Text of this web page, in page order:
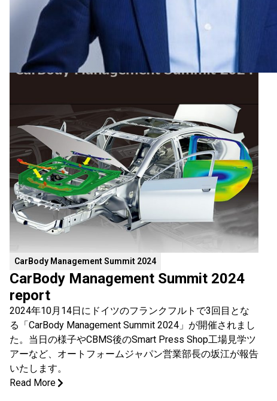
CarBody Management Summit 2024
CarBody Management Summit 2024
report
2024年10月14日にドイツのフランクフルトで3回目とな
る「CarBody Management Summit 2024」が開催されまし
た。当日の様子やCBMS後のSmart Press Shop工場見学ツ
アーなど、オートフォームジャパン営業部長の坂江が報告
いたします。
Read More